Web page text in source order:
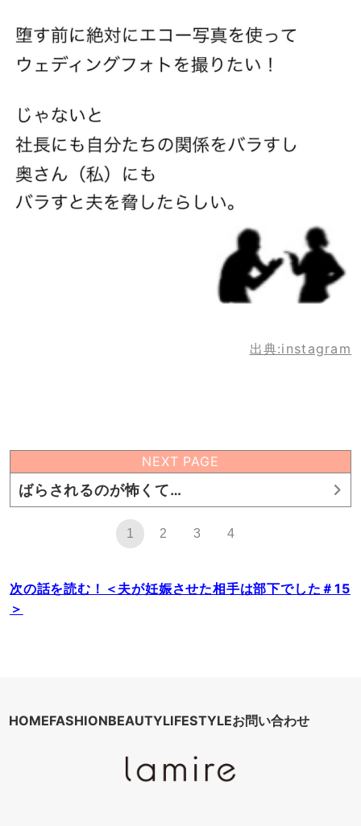
出典:instagram
NEXT PAGE
ばらされるのが怖くて…
1 2 3 4
次の話を読む！＜夫が妊娠させた相手は部下でした＃15
＞
HOMEFASHIONBEAUTYLIFESTYLEお問い合わせ